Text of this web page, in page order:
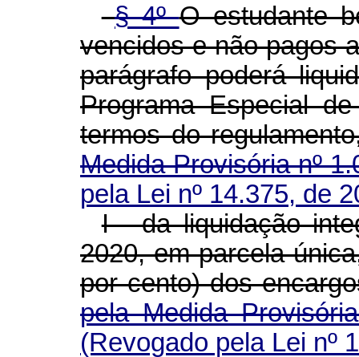
§ 4ºO estudante
vencidos e não pagos
parágrafo poderá
Programa Especial
termos do
Medida Provisória nº
pela Lei nº 14.375, de
I - da liquidação
2020, em parcela
por cento) dos
pela Medida
(Revogado pela Lei nº